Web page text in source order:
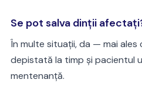
Se pot salva dinții
În multe situații, da — mai ales
depistată la timp și pacientul
mentenanță.